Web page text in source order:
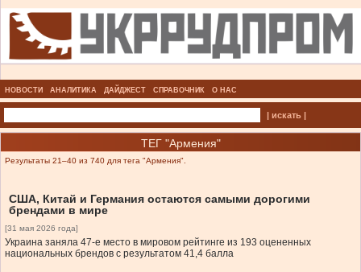
НОВОСТИ АНАЛИТИКА ДАЙДЖЕСТ СПРАВОЧНИК О НАС
| искать |
ТЕГ "Армения"
Результаты 21–40 из 740 для тега "Армения".
США, Китай и Германия остаются самыми дорогими
брендами в мире
[31 мая 2026 года]
Украина заняла 47-е место в мировом рейтинге из 193 оцененных
национальных брендов с результатом 41,4 балла